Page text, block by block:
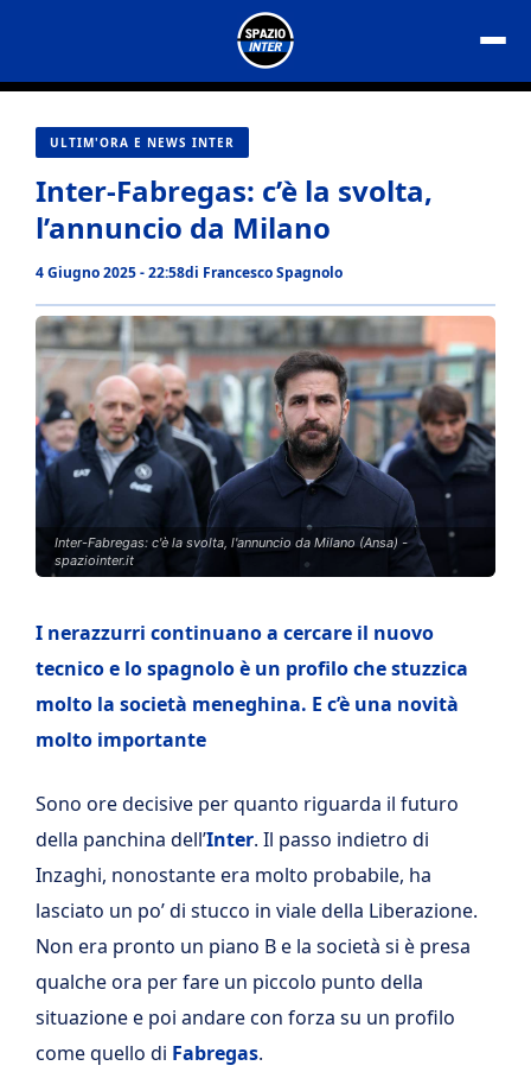
contenuto
ULTIM'ORA E NEWS INTER
Inter-Fabregas: c’è la svolta,
l’annuncio da Milano
4 Giugno 2025 - 22:58di Francesco Spagnolo
Inter-Fabregas: c'è la svolta, l'annuncio da Milano (Ansa) -
spaziointer.it
I nerazzurri continuano a cercare il nuovo
tecnico e lo spagnolo è un profilo che stuzzica
molto la società meneghina. E c’è una novità
molto importante
Sono ore decisive per quanto riguarda il futuro
della panchina dell’Inter. Il passo indietro di
Inzaghi, nonostante era molto probabile, ha
lasciato un po’ di stucco in viale della Liberazione.
Non era pronto un piano B e la società si è presa
qualche ora per fare un piccolo punto della
situazione e poi andare con forza su un profilo
come quello di Fabregas.